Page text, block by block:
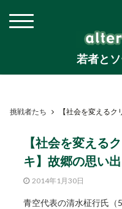
若者と
挑戦者たち
【社会を変える
キ】故郷の思い
2014年1月30日
青空代表の清水柾行氏（